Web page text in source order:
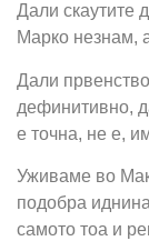
Дали скаутите
Марко незнам,
Дали
дефинитивно,
е точна, не е,
Уживаме во
подобра
самото тоа и